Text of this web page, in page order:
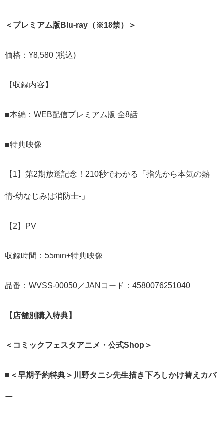
＜プレミアム版Blu-ray（※18禁）＞
価格：¥8,580 (税込)
【収録内容】
■本編：WEB配信プレミアム版 全8話
■特典映像
【1】第2期放送記念！210秒でわかる「指先から本気の熱
情-幼なじみは消防士-」
【2】PV
収録時間：55min+特典映像
品番：WVSS-00050／JANコード：4580076251040
【店舗別購入特典】
＜コミックフェスタアニメ・公式Shop＞
■＜早期予約特典＞川野タニシ先生描き下ろしかけ替えカバ
ー